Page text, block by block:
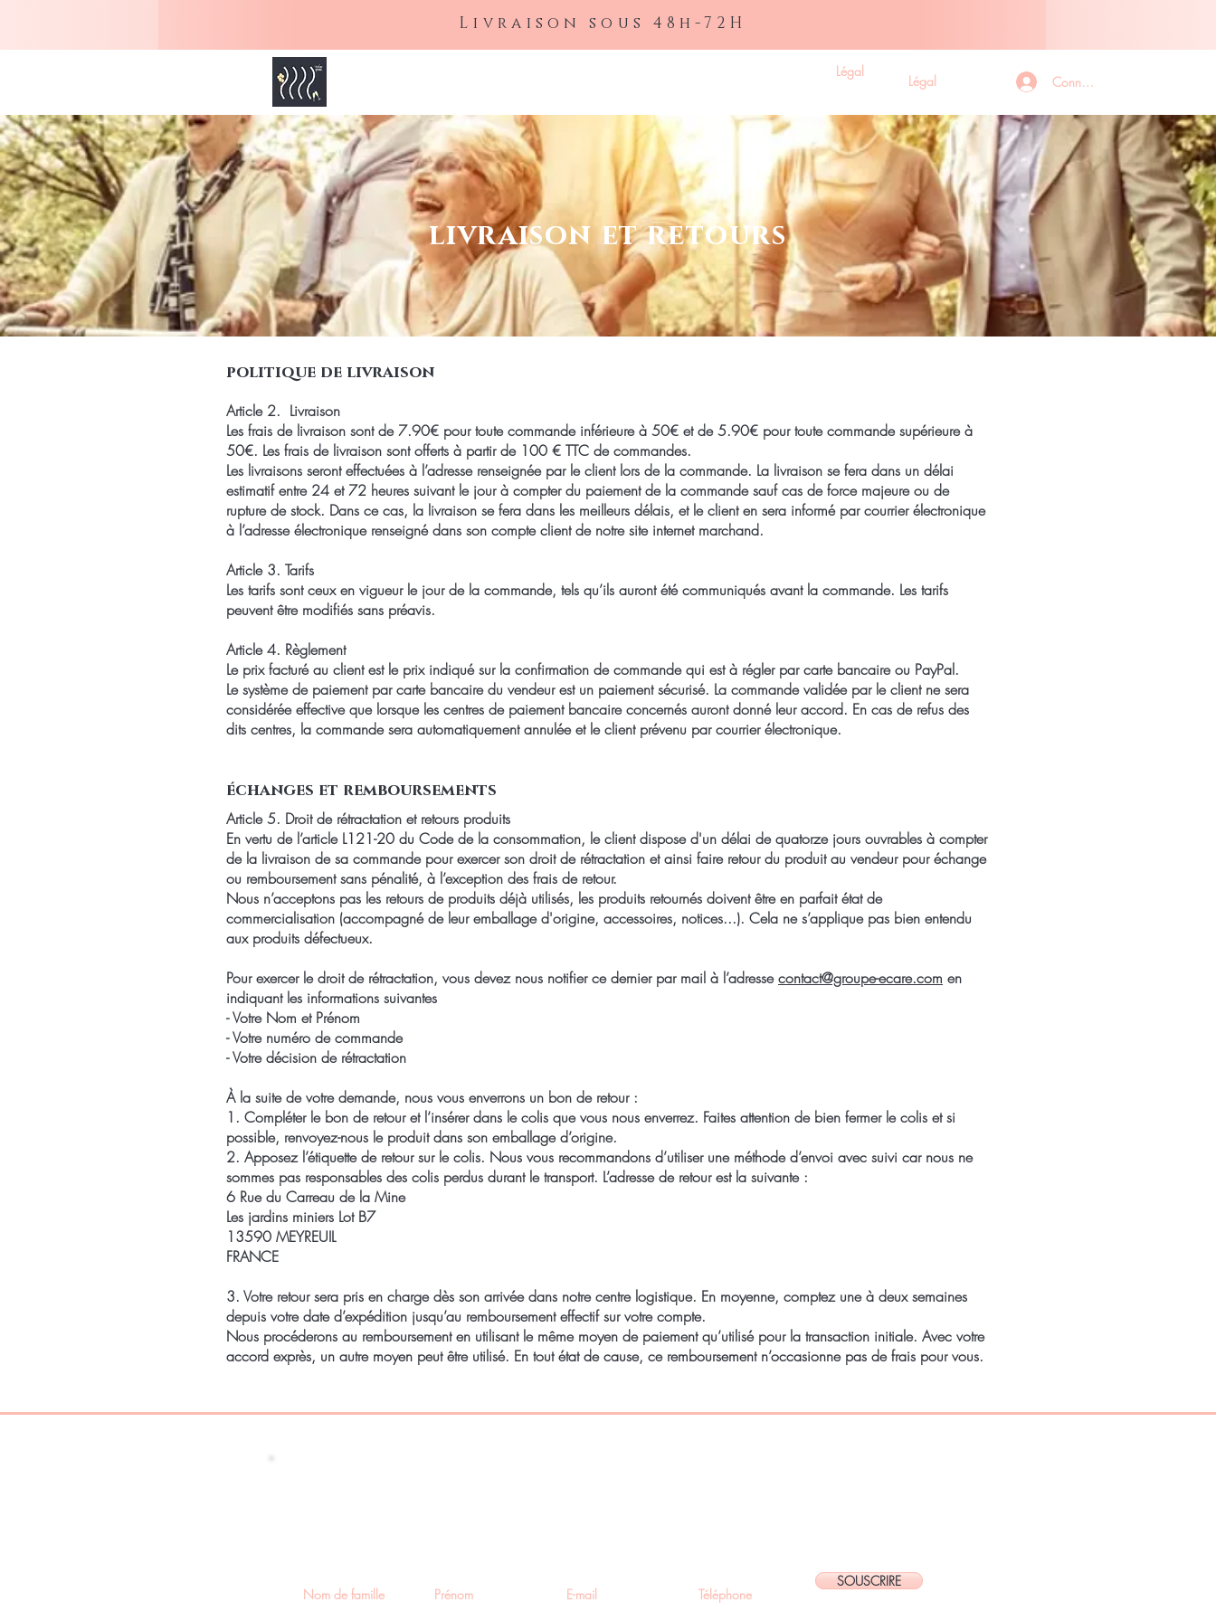
Livraison sous 48h-72H
Contact Légal Connexion
livraison et retours
politique de livraison
Article 2. Livraison
Les frais de livraison sont de 7.90€ pour toute commande inférieure à 50€ et de 5.90€ pour toute commande supérieure à
50€. Les frais de livraison sont offerts à partir de 100 € TTC de commandes.
Les livraisons seront effectuées à l’adresse renseignée par le client lors de la commande. La livraison se fera dans un délai
estimatif entre 24 et 72 heures suivant le jour à compter du paiement de la commande sauf cas de force majeure ou de
rupture de stock. Dans ce cas, la livraison se fera dans les meilleurs délais, et le client en sera informé par courrier électronique
à l’adresse électronique renseigné dans son compte client de notre site internet marchand.
Article 3. Tarifs
Les tarifs sont ceux en vigueur le jour de la commande, tels qu’ils auront été communiqués avant la commande. Les tarifs
peuvent être modifiés sans préavis.
Article 4. Règlement
Le prix facturé au client est le prix indiqué sur la confirmation de commande qui est à régler par carte bancaire ou PayPal.
Le système de paiement par carte bancaire du vendeur est un paiement sécurisé. La commande validée par le client ne sera
considérée effective que lorsque les centres de paiement bancaire concernés auront donné leur accord. En cas de refus des
dits centres, la commande sera automatiquement annulée et le client prévenu par courrier électronique.
échanges et remboursements
Article 5. Droit de rétractation et retours produits
En vertu de l’article L121-20 du Code de la consommation, le client dispose d'un délai de quatorze jours ouvrables à compter
de la livraison de sa commande pour exercer son droit de rétractation et ainsi faire retour du produit au vendeur pour échange
ou remboursement sans pénalité, à l’exception des frais de retour.
Nous n’acceptons pas les retours de produits déjà utilisés, les produits retournés doivent être en parfait état de
commercialisation (accompagné de leur emballage d'origine, accessoires, notices...). Cela ne s’applique pas bien entendu
aux produits défectueux.
Pour exercer le droit de rétractation, vous devez nous notifier ce dernier par mail à l’adressecontact@groupe-ecare.com en
indiquant les informations suivantes
- Votre Nom et Prénom
- Votre numéro de commande
- Votre décision de rétractation
À la suite de votre demande, nous vous enverrons un bon de retour :
1. Compléter le bon de retour et l’insérer dans le colis que vous nous enverrez. Faites attention de bien fermer le colis et si
possible, renvoyez-nous le produit dans son emballage d’origine.
2. Apposez l’étiquette de retour sur le colis. Nous vous recommandons d’utiliser une méthode d’envoi avec suivi car nous ne
sommes pas responsables des colis perdus durant le transport. L’adresse de retour est la suivante :
6 Rue du Carreau de la Mine
Les jardins miniers Lot B7
13590 MEYREUIL
FRANCE
3. Votre retour sera pris en charge dès son arrivée dans notre centre logistique. En moyenne, comptez une à deux semaines
depuis votre date d’expédition jusqu’au remboursement effectif sur votre compte.
Nous procéderons au remboursement en utilisant le même moyen de paiement qu’utilisé pour la transaction initiale. Avec votre
accord exprès, un autre moyen peut être utilisé. En tout état de cause, ce remboursement n’occasionne pas de frais pour vous.
Légal
SOUSCRIRE